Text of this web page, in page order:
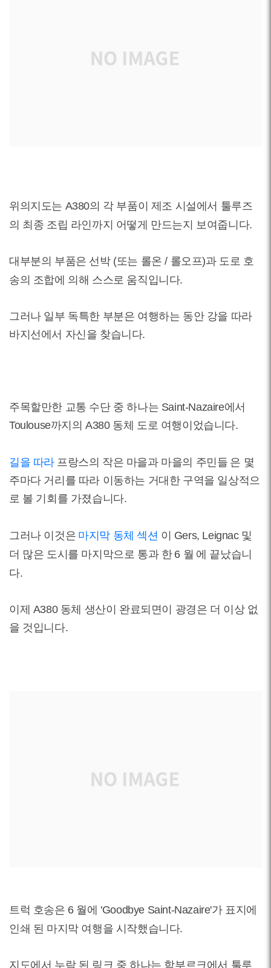
위의지도는 A380의 각 부품이 제조 시설에서 툴루즈
의 최종 조립 라인까지 어떻게 만드는지 보여줍니다.
대부분의 부품은 선박 (또는 롤온 / 롤오프)과 도로 호
송의 조합에 의해 스스로 움직입니다.
그러나 일부 독특한 부분은 여행하는 동안 강을 따라
바지선에서 자신을 찾습니다.
주목할만한 교통 수단 중 하나는 Saint-Nazaire에서
Toulouse까지의 A380 동체 도로 여행이었습니다.
길을 따라 프랑스의 작은 마을과 마을의 주민들 은 몇
주마다 거리를 따라 이동하는 거대한 구역을 일상적으
로 볼 기회를 가졌습니다.
그러나 이것은 마지막 동체 섹션 이 Gers, Leignac 및
더 많은 도시를 마지막으로 통과 한 6 월 에 끝났습니
다.
이제 A380 동체 생산이 완료되면이 광경은 더 이상 없
을 것입니다.
트럭 호송은 6 월에 'Goodbye Saint-Nazaire'가 표지에
인쇄 된 마지막 여행을 시작했습니다.
지도에서 누락 된 링크 중 하나는 함부르크에서 툴루